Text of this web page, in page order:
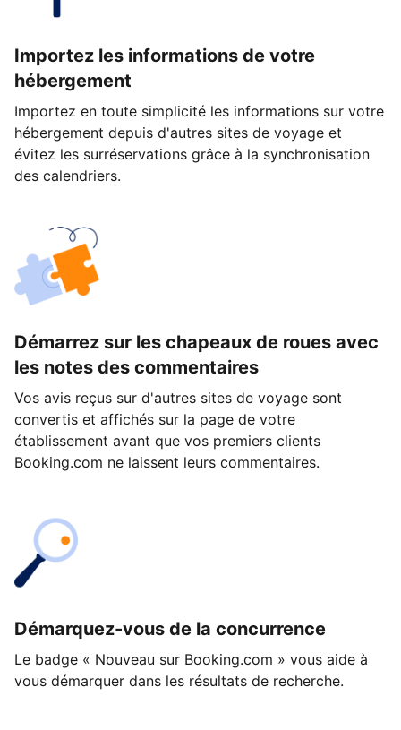
Importez les informations de votre
hébergement
Importez en toute simplicité les informations sur votre
hébergement depuis d'autres sites de voyage et
évitez les surréservations grâce à la synchronisation
des calendriers.
Démarrez sur les chapeaux de roues avec
les notes des commentaires
Vos avis reçus sur d'autres sites de voyage sont
convertis et affichés sur la page de votre
établissement avant que vos premiers clients
Booking.com ne laissent leurs commentaires.
Démarquez-vous de la concurrence
Le badge « Nouveau sur Booking.com » vous aide à
vous démarquer dans les résultats de recherche.